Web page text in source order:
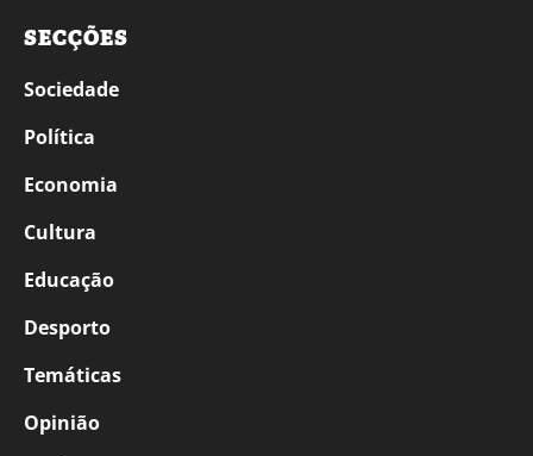
SECÇÕES
Sociedade
Política
Economia
Cultura
Educação
Desporto
Temáticas
Opinião